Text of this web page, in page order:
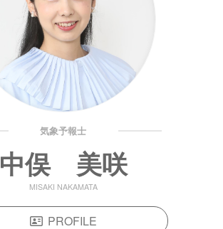
気象予報士
中俣 美咲
MISAKI NAKAMATA
PROFILE